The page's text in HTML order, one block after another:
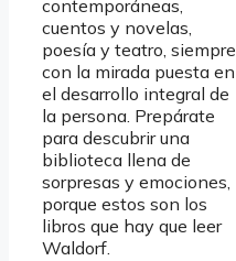
contemporáneas,
cuentos y novelas,
poesía y teatro, siempre
con la mirada puesta en
el desarrollo integral de
la persona. Prepárate
para descubrir una
biblioteca llena de
sorpresas y emociones,
porque estos son los
libros que hay que leer
Waldorf.